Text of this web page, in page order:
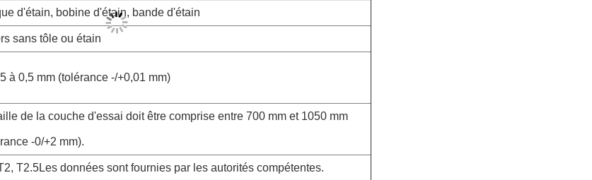
d'étain, bobine d'étain, bande d'étain
sans tôle ou étain
à 0,5 mm (tolérance -/+0,01 mm)
de la couche d'essai doit être comprise entre 700 mm et 1050 mm
-0/+2 mm).
T2.5Les données sont fournies par les autorités compétentes.